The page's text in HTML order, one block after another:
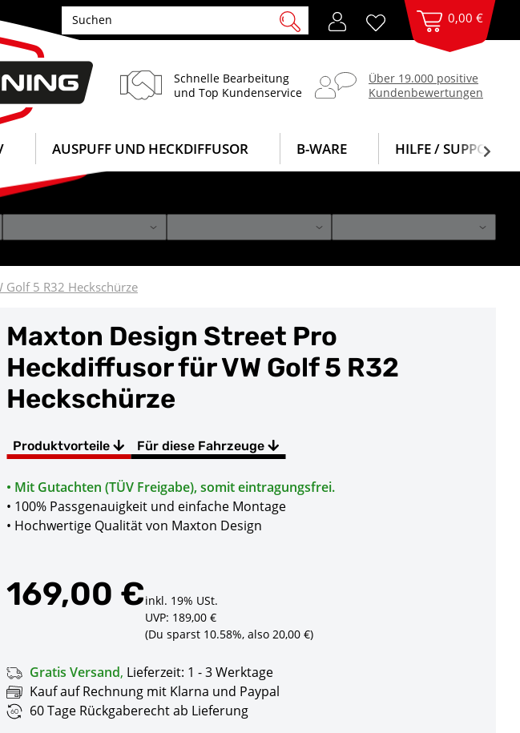
0,00 €
Schnelle Bearbeitung
und Top Kundenservice
Über 19.000 positive
Kundenbewertungen
AUSPUFF UND HECKDIFFUSOR B-WARE HILFE / SUPPORT
5 R32 Heckschürze
Maxton Design Street Pro
Heckdiffusor für VW Golf 5 R32
Heckschürze
Produktvorteile Für diese Fahrzeuge
• Mit Gutachten (TÜV Freigabe), somit eintragungsfrei.
• 100% Passgenauigkeit und einfache Montage
• Hochwertige Qualität von Maxton Design
169,00 €inkl. 19% USt.
UVP: 189,00 €
(Du sparst 10.58%, also 20,00 €)
Gratis Versand, Lieferzeit: 1 - 3 Werktage
Kauf auf Rechnung mit Klarna und Paypal
60 Tage Rückgaberecht ab Lieferung